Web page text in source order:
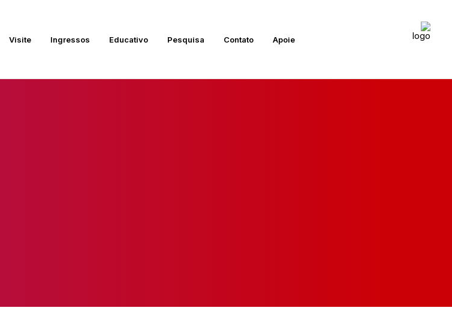
Visite Ingressos Educativo Pesquisa Contato Apoie